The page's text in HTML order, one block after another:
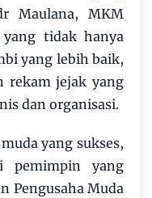
Maulana, MKM
tidak hanya
yang lebih baik,
rekam jejak yang
dan organisasi.
yang sukses,
pemimpin yang
Pengusaha Muda